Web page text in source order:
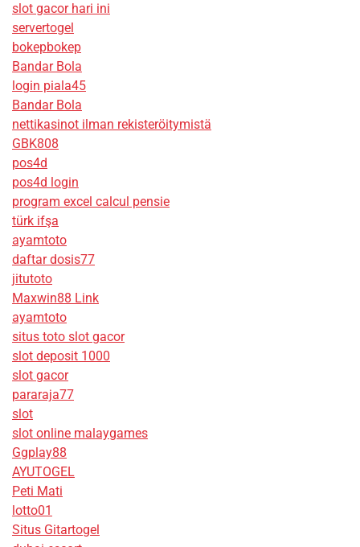
slot gacor hari ini
servertogel
bokepbokep
Bandar Bola
login piala45
Bandar Bola
nettikasinot ilman rekisteröitymistä
GBK808
pos4d
pos4d login
program excel calcul pensie
türk ifşa
ayamtoto
daftar dosis77
jitutoto
Maxwin88 Link
ayamtoto
situs toto slot gacor
slot deposit 1000
slot gacor
pararaja77
slot
slot online malaygames
Ggplay88
AYUTOGEL
Peti Mati
lotto01
Situs Gitartogel